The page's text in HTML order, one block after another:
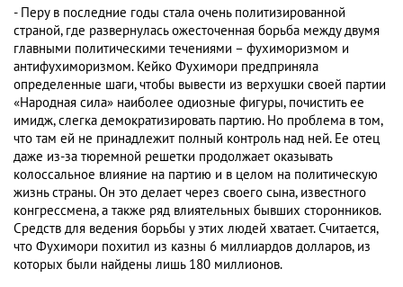
- Перу в последние годы стала очень политизированной
страной, где развернулась ожесточенная борьба между двумя
главными политическими течениями – фухиморизмом и
антифухиморизмом. Кейко Фухимори предприняла
определенные шаги, чтобы вывести из верхушки своей партии
«Народная сила» наиболее одиозные фигуры, почистить ее
имидж, слегка демократизировать партию. Но проблема в том,
что там ей не принадлежит полный контроль над ней. Ее отец
даже из-за тюремной решетки продолжает оказывать
колоссальное влияние на партию и в целом на политическую
жизнь страны. Он это делает через своего сына, известного
конгрессмена, а также ряд влиятельных бывших сторонников.
Средств для ведения борьбы у этих людей хватает. Считается,
что Фухимори похитил из казны 6 миллиардов долларов, из
которых были найдены лишь 180 миллионов.